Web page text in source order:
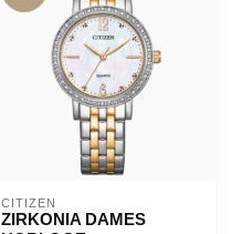
CITIZEN
ZIRKONIA DAMES